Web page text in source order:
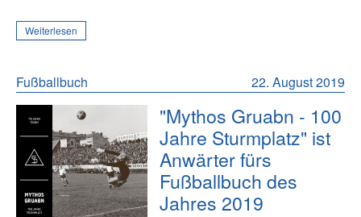
Weiterlesen
22. August 2019
Fußballbuch
"Mythos Gruabn - 100
Jahre Sturmplatz" ist
Anwärter fürs
Fußballbuch des
Jahres 2019